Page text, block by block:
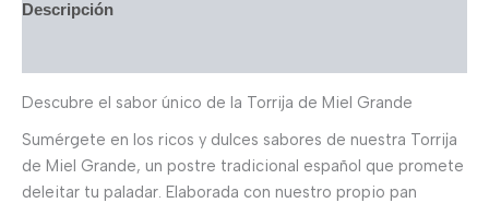
Descripción
Descubre el sabor único de la Torrija de Miel Grande
Sumérgete en los ricos y dulces sabores de nuestra Torrija
de Miel Grande, un postre tradicional español que promete
deleitar tu paladar. Elaborada con nuestro propio pan